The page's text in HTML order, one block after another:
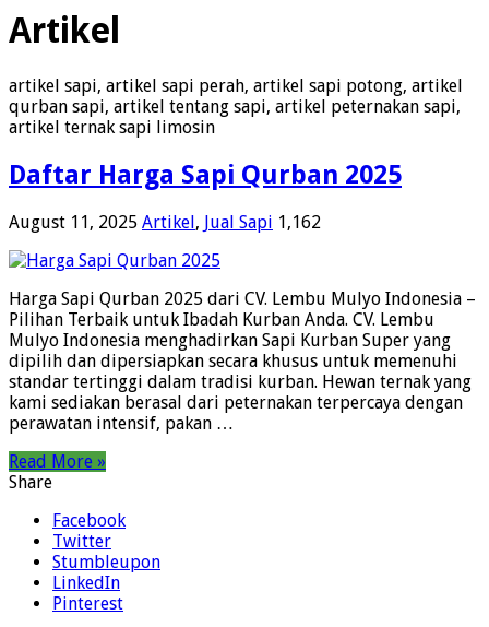
Artikel
artikel sapi, artikel sapi perah, artikel sapi potong, artikel
qurban sapi, artikel tentang sapi, artikel peternakan sapi,
artikel ternak sapi limosin
Daftar Harga Sapi Qurban 2025
August 11, 2025 Artikel, Jual Sapi 1,162
Harga Sapi Qurban 2025 dari CV. Lembu Mulyo Indonesia –
Pilihan Terbaik untuk Ibadah Kurban Anda. CV. Lembu
Mulyo Indonesia menghadirkan Sapi Kurban Super yang
dipilih dan dipersiapkan secara khusus untuk memenuhi
standar tertinggi dalam tradisi kurban. Hewan ternak yang
kami sediakan berasal dari peternakan terpercaya dengan
perawatan intensif, pakan …
Read More »
Share
Facebook
Twitter
Stumbleupon
LinkedIn
Pinterest